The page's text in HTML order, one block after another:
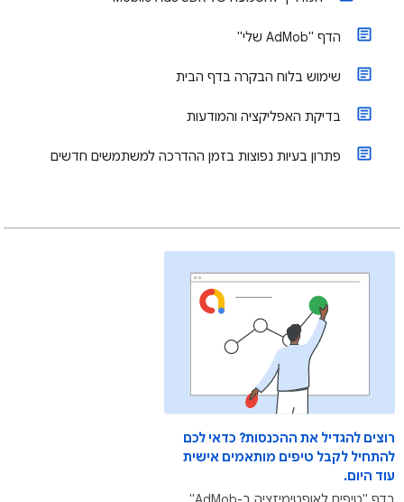
הדף "AdMob שלי"
שימוש בלוח הבקרה בדף הבית
בדיקת האפליקציה והמודעות
פתרון בעיות נפוצות בזמן ההדרכה למשתמשים חדשים
רוצים להגדיל את ההכנסות? כדאי לכם
להתחיל לקבל טיפים מותאמים אישית
עוד היום.